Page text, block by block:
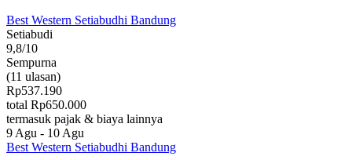
Best Western Setiabudhi Bandung
Setiabudi
9,8/10
Sempurna
(11 ulasan)
Rp537.190
total Rp650.000
termasuk pajak & biaya lainnya
9 Agu - 10 Agu
Best Western Setiabudhi Bandung